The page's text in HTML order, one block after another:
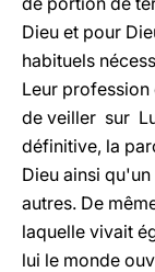
Dieu et pour
habituels
Leur
de veiller sur
définitive, la
Dieu ainsi
autres. De
laquelle vivait
lui le monde